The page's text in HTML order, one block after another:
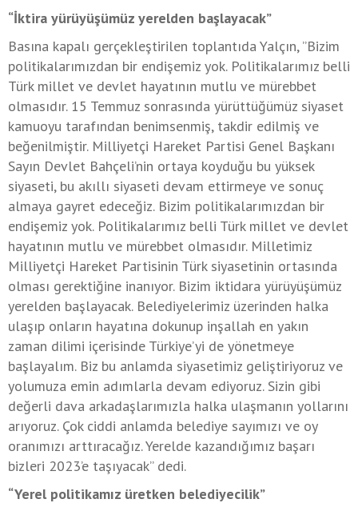
“İktira yürüyüşümüz yerelden başlayacak”
Basına kapalı gerçekleştirilen toplantıda Yalçın, ”Bizim
politikalarımızdan bir endişemiz yok. Politikalarımız belli
Türk millet ve devlet hayatının mutlu ve mürebbet
olmasıdır. 15 Temmuz sonrasında yürüttüğümüz siyaset
kamuoyu tarafından benimsenmiş, takdir edilmiş ve
beğenilmiştir. Milliyetçi Hareket Partisi Genel Başkanı
Sayın Devlet Bahçeli’nin ortaya koyduğu bu yüksek
siyaseti, bu akıllı siyaseti devam ettirmeye ve sonuç
almaya gayret edeceğiz. Bizim politikalarımızdan bir
endişemiz yok. Politikalarımız belli Türk millet ve devlet
hayatının mutlu ve mürebbet olmasıdır. Milletimiz
Milliyetçi Hareket Partisinin Türk siyasetinin ortasında
olması gerektiğine inanıyor. Bizim iktidara yürüyüşümüz
yerelden başlayacak. Belediyelerimiz üzerinden halka
ulaşıp onların hayatına dokunup inşallah en yakın
zaman dilimi içerisinde Türkiye’yi de yönetmeye
başlayalım. Biz bu anlamda siyasetimiz geliştiriyoruz ve
yolumuza emin adımlarla devam ediyoruz. Sizin gibi
değerli dava arkadaşlarımızla halka ulaşmanın yollarını
arıyoruz. Çok ciddi anlamda belediye sayımızı ve oy
oranımızı arttıracağız. Yerelde kazandığımız başarı
bizleri 2023’e taşıyacak” dedi.
“Yerel politikamız üretken belediyecilik”